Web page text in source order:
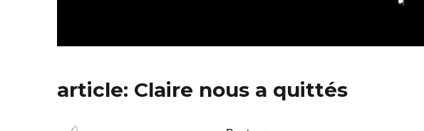
article: Claire nous a quittés